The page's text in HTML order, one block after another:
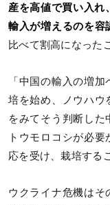
産を高値で買い入れ
輸入が増えるのを容
比べて割高になった
「中国の輸入の増
培を始め、ノウハウ
をみてそう判断した
トウモロコシが必
応を受け、栽培する
ウクライナ危機はそ